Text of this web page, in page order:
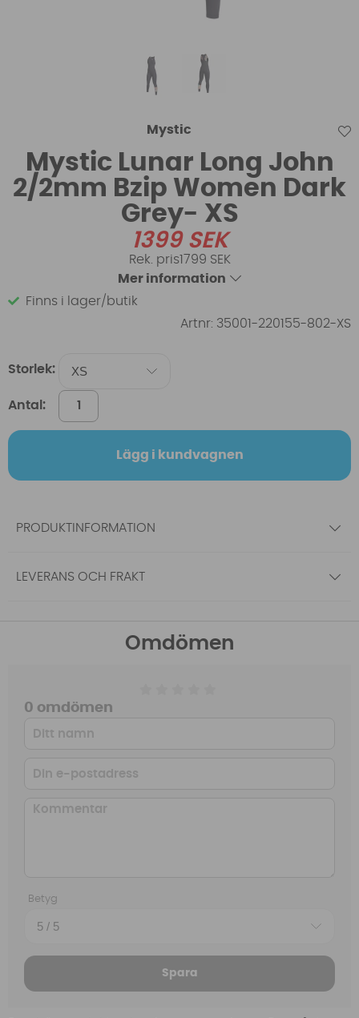
Mystic
Mystic Lunar Long John
2/2mm Bzip Women Dark
Grey- XS
1399SEK
1799 SEK
Mer information
Finns i lager/butik
Artnr: 35001-220155-802-XS
Storlek:
Antal:
Lägg i kundvagnen
PRODUKTINFORMATION
LEVERANS OCH FRAKT
Omdömen
0 omdömen
Betyg
Spara